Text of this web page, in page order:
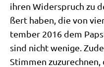
ihren Wider­spruch zu
ßert haben, die von
tem­ber 2016 dem
sind nicht weni­ge.
Stim­men